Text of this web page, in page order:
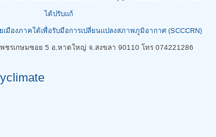
ได้ปรับแก้
เมืองภาคใต้เพื่อรับมือการเปลี่ยนแปลงสภาพภูมิอากาศ (SCCCRN)
ชรเกษมซอย 5 อ.หาดใหญ่ จ.สงขลา 90110 โทร 074221286